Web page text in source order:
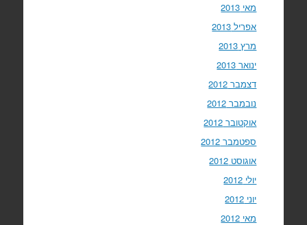
מאי 2013
אפריל 2013
מרץ 2013
ינואר 2013
דצמבר 2012
נובמבר 2012
אוקטובר 2012
ספטמבר 2012
אוגוסט 2012
יולי 2012
יוני 2012
מאי 2012